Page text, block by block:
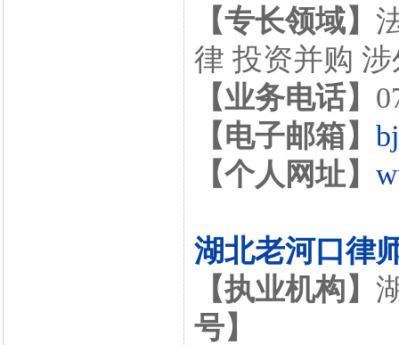
【专长领域】
律 投资并购
【业务电话】
【电子邮箱】
【个人网址】
湖北老河口律
【执业机构】
号】